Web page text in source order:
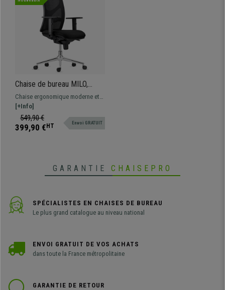
Chaise de bureau MILO,
Piétement métallique,
Accoudoirs Ajustables,
Support Lombaire, en Tissu,
Noir
Chaise ergonomique moderne et
confortable, le modèle parfait
pour une utilisation
professionnelle étant donné sa
[+Info]
549,90 €
399,90 € HT Envoi GRATUIT
GARANTIE CHAISEPRO
SPÉCIALISTES EN CHAISES DE BUREAU
Le plus grand catalogue au niveau national
ENVOI GRATUIT DE VOS ACHATS
dans toute la France métropolitaine
GARANTIE DE RETOUR